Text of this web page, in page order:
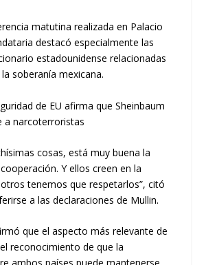
matutina realizada en Palacio
destacó especialmente las
estadounidense relacionadas
soberanía mexicana.
de EU afirma que Sheinbaum
a narcoterroristas
cosas, está muy buena la
Y ellos creen en la
tenemos que respetarlos”, citó
a las declaraciones de Mullin.
que el aspecto más relevante de
reconocimiento de que la